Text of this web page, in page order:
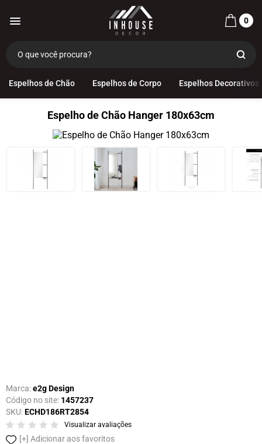
0
Espelhos de Chão Espelhos de Corpo Espelhos Decorativos
Espelho de Chão Hanger 180x63cm
Marca:e2g Design
Código no site: 1457237
SKU:ECHD186RT2854
Visualizar avaliações
Adicionar aos favoritos